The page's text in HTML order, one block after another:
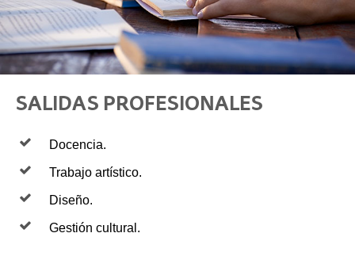
SALIDAS PROFESIONALES
Docencia.
Trabajo artístico.
Diseño.
Gestión cultural.